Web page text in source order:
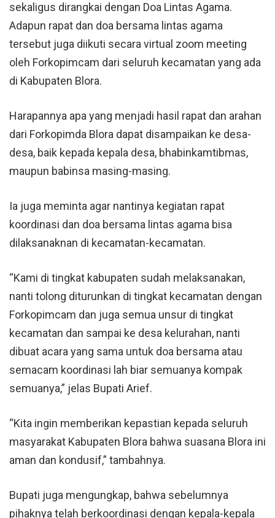
sekaligus dirangkai dengan Doa Lintas Agama.
Adapun rapat dan doa bersama lintas agama
tersebut juga diikuti secara virtual zoom meeting
oleh Forkopimcam dari seluruh kecamatan yang ada
di Kabupaten Blora.
Harapannya apa yang menjadi hasil rapat dan arahan
dari Forkopimda Blora dapat disampaikan ke desa-
desa, baik kepada kepala desa, bhabinkamtibmas,
maupun babinsa masing-masing.
Ia juga meminta agar nantinya kegiatan rapat
koordinasi dan doa bersama lintas agama bisa
dilaksanaknan di kecamatan-kecamatan.
“Kami di tingkat kabupaten sudah melaksanakan,
nanti tolong diturunkan di tingkat kecamatan dengan
Forkopimcam dan juga semua unsur di tingkat
kecamatan dan sampai ke desa kelurahan, nanti
dibuat acara yang sama untuk doa bersama atau
semacam koordinasi lah biar semuanya kompak
semuanya,” jelas Bupati Arief.
“Kita ingin memberikan kepastian kepada seluruh
masyarakat Kabupaten Blora bahwa suasana Blora ini
aman dan kondusif,” tambahnya.
Bupati juga mengungkap, bahwa sebelumnya
pihaknya telah berkoordinasi dengan kepala-kepala